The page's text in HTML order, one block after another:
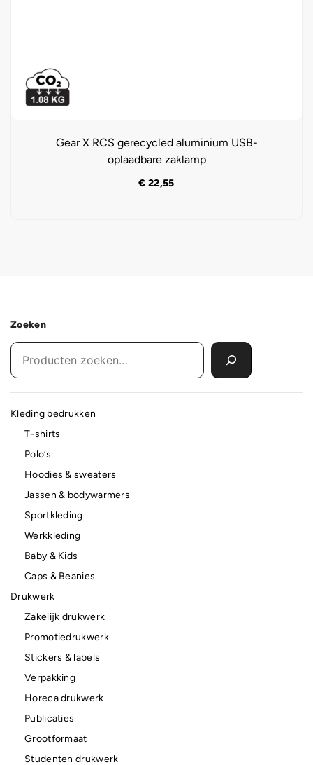
Gear X RCS gerecycled aluminium USB-
oplaadbare zaklamp
€ 22,55
Zoeken
Kleding bedrukken
T-shirts
Polo’s
Hoodies & sweaters
Jassen & bodywarmers
Sportkleding
Werkkleding
Baby & Kids
Caps & Beanies
Drukwerk
Zakelijk drukwerk
Promotiedrukwerk
Stickers & labels
Verpakking
Horeca drukwerk
Publicaties
Grootformaat
Studenten drukwerk